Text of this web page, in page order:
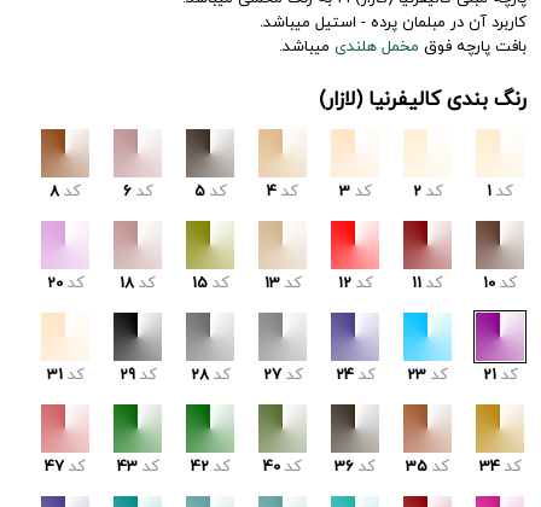
کاربرد آن در مبلمان پرده - استیل میباشد.
بافت پارچه فوق مخمل هلندی میباشد.
رنگ بندی کالیفرنیا (لازار)
کد 1 کد 2 کد 3 کد 4 کد 5 کد 6 کد 8
کد 10 کد 11 کد 12 کد 13 کد 15 کد 18 کد 20
کد 21 کد 23 کد 24 کد 27 کد 28 کد 29 کد 31
کد 34 کد 35 کد 36 کد 40 کد 42 کد 43 کد 47